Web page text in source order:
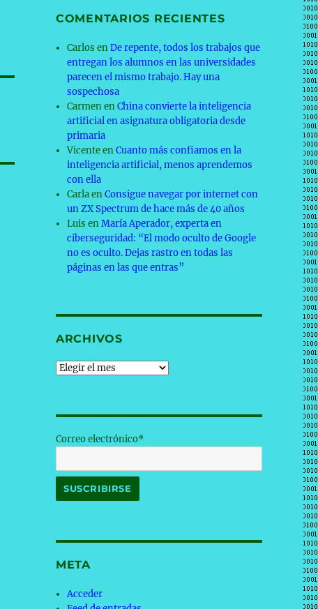
COMENTARIOS RECIENTES
Carlos enDe repente, todos los trabajos que
entregan los alumnos en las universidades
parecen el mismo trabajo. Hay una
sospechosa
CarmenenChina convierte la inteligencia
artificial en asignatura obligatoria desde
primaria
VicenteenCuanto más confiamos en la
inteligencia artificial, menos aprendemos
con ella
CarlaenConsigue navegar por internet con
un ZX Spectrum de hace más de 40 años
Luis enMaría Aperador, experta en
ciberseguridad: “El modo oculto de Google
no es oculto. Dejas rastro en todas las
páginas en las que entras”
ARCHIVOS
Archivos
Correo electrónico*
META
Acceder